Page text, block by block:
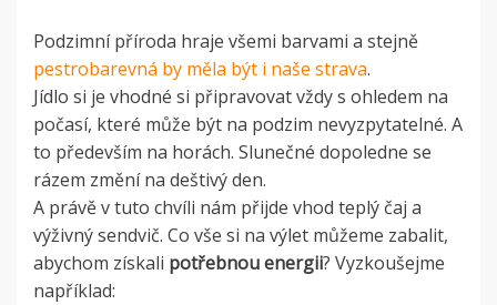
Podzimní příroda hraje všemi barvami a stejně
pestrobarevná by měla být i naše strava.
Jídlo si je vhodné si připravovat vždy s ohledem na
počasí, které může být na podzim nevyzpytatelné. A
to především na horách. Slunečné dopoledne se
rázem změní na deštivý den.
A právě v tuto chvíli nám přijde vhod teplý čaj a
výživný sendvič. Co vše si na výlet můžeme zabalit,
abychom získali potřebnou energii? Vyzkoušejme
například: